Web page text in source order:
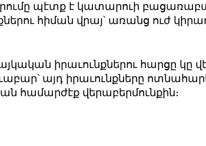
պէտք է կատարուի
հիման վրայ՝ առանց ուժ
իրաւունքներու հարցը կը
այդ իրաւունքները
համարժէք վերաբերմունքին։